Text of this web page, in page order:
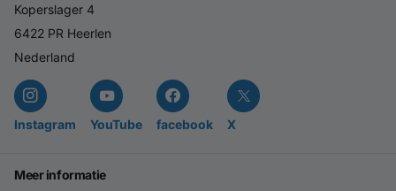
Meer informatie
Koperslager 4
6422 PR Heerlen
Nederland
Instagram YouTube facebook X